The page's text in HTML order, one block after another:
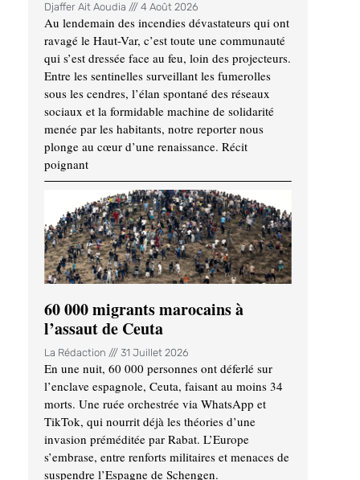
Djaffer Ait Aoudia 4 Août 2026
Au lendemain des incendies dévastateurs qui ont
ravagé le Haut-Var, c’est toute une communauté
qui s’est dressée face au feu, loin des projecteurs.
Entre les sentinelles surveillant les fumerolles
sous les cendres, l’élan spontané des réseaux
sociaux et la formidable machine de solidarité
menée par les habitants, notre reporter nous
plonge au cœur d’une renaissance. Récit
poignant
60 000 migrants marocains à
l’assaut de Ceuta
La Rédaction 31 Juillet 2026
En une nuit, 60 000 personnes ont déferlé sur
l’enclave espagnole, Ceuta, faisant au moins 34
morts. Une ruée orchestrée via WhatsApp et
TikTok, qui nourrit déjà les théories d’une
invasion préméditée par Rabat. L’Europe
s’embrase, entre renforts militaires et menaces de
suspendre l’Espagne de Schengen.